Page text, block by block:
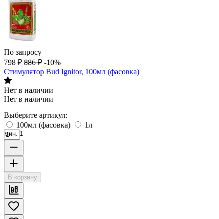
По запросу
798 ₽ 886 ₽ -10%
Стимулятор Bud Ignitor, 100мл (фасовка)
Нет в наличии
Нет в наличии
Выберите артикул:
100мл (фасовка)
1л
мин. 1
В корзину